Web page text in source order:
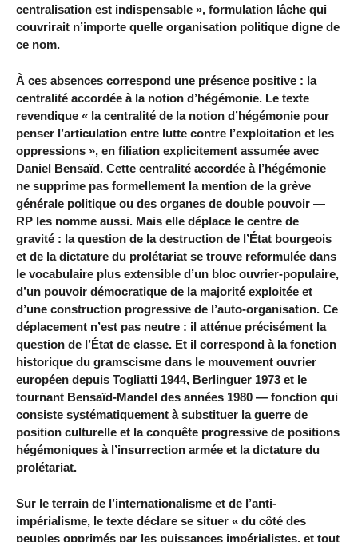
centralisation est indispensable », formulation lâche qui
couvrirait n’importe quelle organisation politique digne de
ce nom.
À ces absences correspond une présence positive : la
centralité accordée à la notion d’hégémonie. Le texte
revendique « la centralité de la notion d’hégémonie pour
penser l’articulation entre lutte contre l’exploitation et les
oppressions », en filiation explicitement assumée avec
Daniel Bensaïd. Cette centralité accordée à l’hégémonie
ne supprime pas formellement la mention de la grève
générale politique ou des organes de double pouvoir —
RP les nomme aussi. Mais elle déplace le centre de
gravité : la question de la destruction de l’État bourgeois
et de la dictature du prolétariat se trouve reformulée dans
le vocabulaire plus extensible d’un bloc ouvrier-populaire,
d’un pouvoir démocratique de la majorité exploitée et
d’une construction progressive de l’auto-organisation. Ce
déplacement n’est pas neutre : il atténue précisément la
question de l’État de classe. Et il correspond à la fonction
historique du gramscisme dans le mouvement ouvrier
européen depuis Togliatti 1944, Berlinguer 1973 et le
tournant Bensaïd-Mandel des années 1980 — fonction qui
consiste systématiquement à substituer la guerre de
position culturelle et la conquête progressive de positions
hégémoniques à l’insurrection armée et la dictature du
prolétariat.
Sur le terrain de l’internationalisme et de l’anti-
impérialisme, le texte déclare se situer « du côté des
peuples opprimés par les puissances impérialistes, et tout